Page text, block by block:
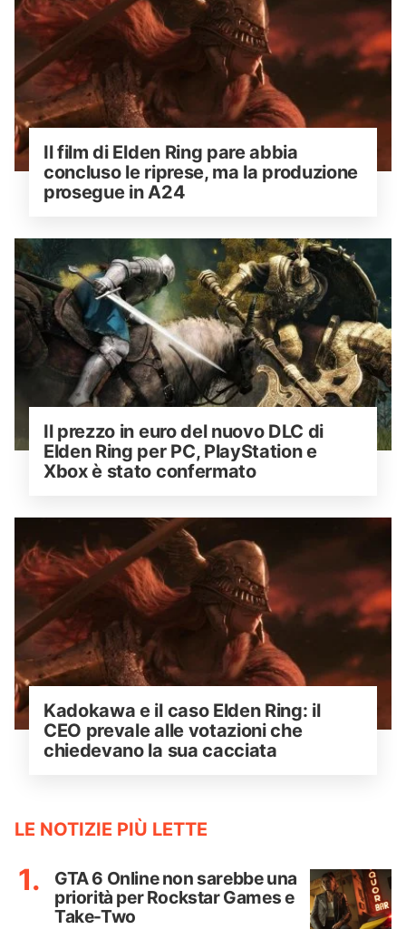
Il film di Elden Ring pare abbia
concluso le riprese, ma la produzione
prosegue in A24
Il prezzo in euro del nuovo DLC di
Elden Ring per PC, PlayStation e
Xbox è stato confermato
Kadokawa e il caso Elden Ring: il
CEO prevale alle votazioni che
chiedevano la sua cacciata
LE NOTIZIE PIÙ LETTE
GTA 6 Online non sarebbe una
priorità per Rockstar Games e
Take-Two